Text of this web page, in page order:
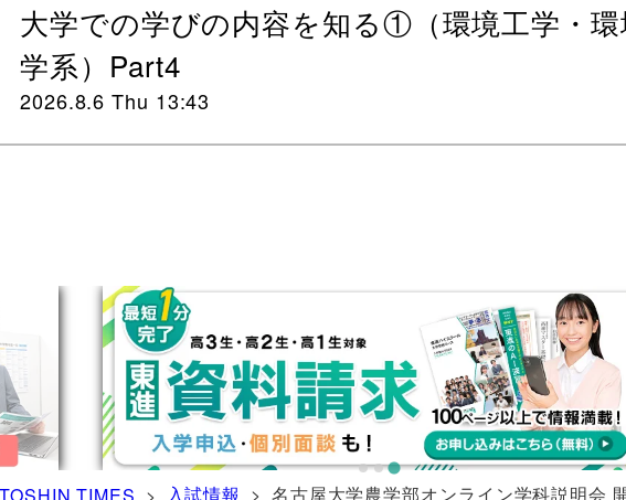
大学での学びの内容を知る①（環境工学・
学系）Part4
2026.8.6 Thu 13:43
TOSHIN TIMES > 入試情報 > 名古屋大学農学部オンライン学科説明会